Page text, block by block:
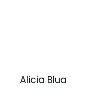
Alicia Blua